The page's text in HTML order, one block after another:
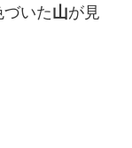
いた山が見